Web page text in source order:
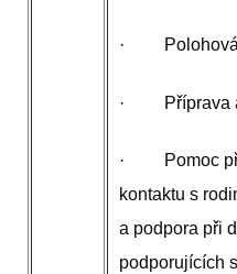
·
· Příprava a
· Pomoc při
kontaktu s
a podpora při
podporujících